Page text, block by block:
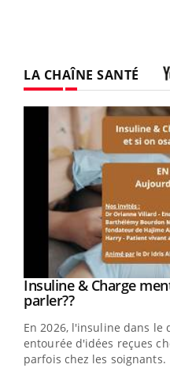
LA CHAÎNE SANTÉ
Youtube
Insuline & Charge
parler??Youtube
En 2026, l'insuline dans le
entourée d'idées reçues
parfois chez les soignants.